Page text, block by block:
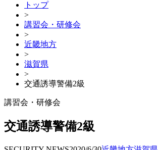
トップ
>
講習会・研修会
>
近畿地方
>
滋賀県
>
交通誘導警備2級
講習会・研修会
交通誘導警備2級